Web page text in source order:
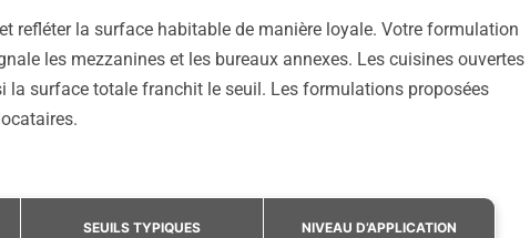
refléter la surface habitable de manière loyale. Votre formulation
les mezzanines et les bureaux annexes. Les cuisines ouvertes
la surface totale franchit le seuil. Les formulations proposées
SEUILS TYPIQUES NIVEAU D’APPLICATION